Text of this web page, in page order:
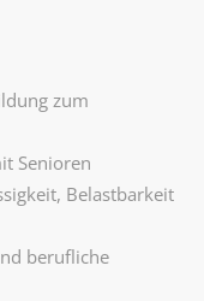
zum
Senioren
Belastbarkeit
berufliche